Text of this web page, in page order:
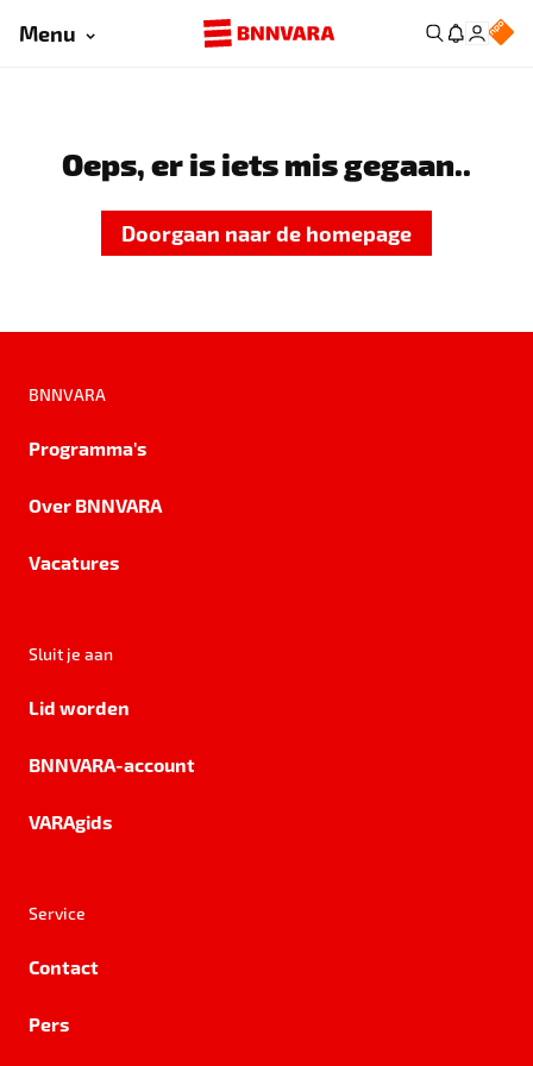
Menu
Oeps, er is iets mis gegaan..
Doorgaan naar de homepage
BNNVARA
Programma's
Over BNNVARA
Vacatures
Sluit je aan
Lid worden
BNNVARA-account
VARAgids
Service
Contact
Pers